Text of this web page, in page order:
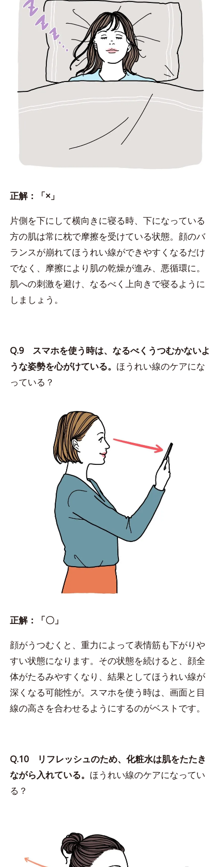
正解：「×」
片側を下にして横向きに寝る時、下になっている
方の肌は常に枕で摩擦を受けている状態。顔のバ
ランスが崩れてほうれい線ができやすくなるだけ
でなく、摩擦により肌の乾燥が進み、悪循環に。
肌への刺激を避け、なるべく上向きで寝るように
しましょう。
Q.9 スマホを使う時は、なるべくうつむかないよ
うな姿勢を心がけている。 ほうれい線のケアにな
っている？
正解：「〇」
顔がうつむくと、重力によって表情筋も下がりや
すい状態になります。その状態を続けると、顔全
体がたるみやすくなり、結果としてほうれい線が
深くなる可能性が。スマホを使う時は、画面と目
線の高さを合わせるようにするのがベストです。
Q.10 リフレッシュのため、化粧水は肌をたたき
ながら入れている。 ほうれい線のケアになってい
る？